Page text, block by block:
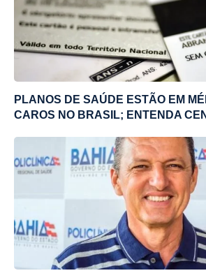
PLANOS DE SAÚDE ESTÃO EM
CAROS NO BRASIL; ENTENDA